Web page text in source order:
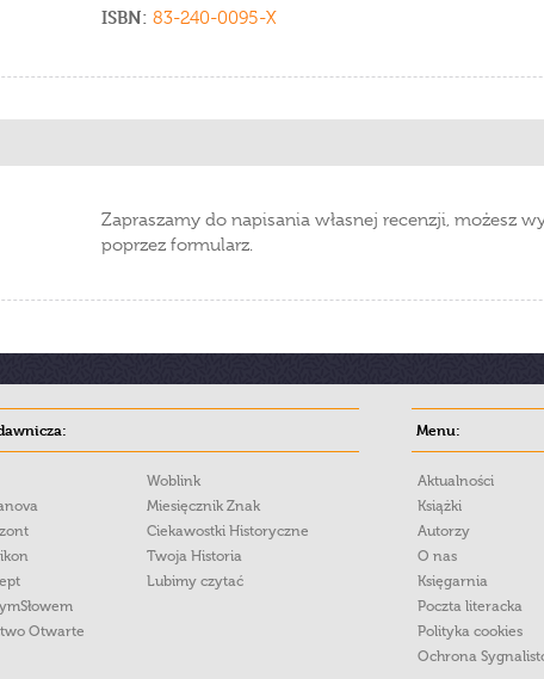
ISBN: 83-240-0095-X
Zapraszamy do napisania własnej recenzji, możesz
poprzez formularz.
Otwarte
Woblink
Miesięcznik Znak
Ciekawostki Historyczne
Twoja Historia
Lubimy czytać
Menu:
Aktualności
Książki
Autorzy
O nas
Księgarnia
Poczta literacka
Polityka cookies
Ochrona